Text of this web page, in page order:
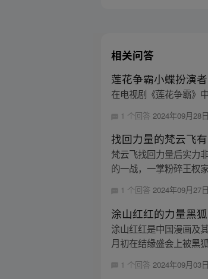
相关问答
莲花争霸小蝶扮演
在电视剧《莲花争霸》
1 个回答2024年09月28
找回力量的梵云飞
梵云飞找回力量后实力
的一战，一掌粉碎王权
1 个回答2024年09月27
涂山红红的力量黑狐
涂山红红是中国漫画及
月初在结缘盛会上被黑
1 个回答 2024年09月03